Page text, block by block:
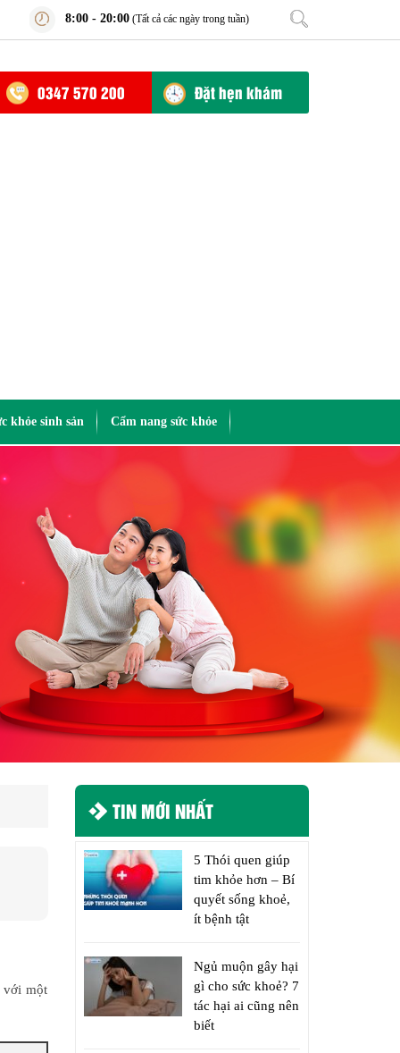
8:00 - 20:00 (Tất cả các ngày trong tuần)
0347 570 200 Đặt hẹn khám
khỏe sinh sản Cẩm nang sức khỏe
với một
TIN MỚI NHẤT
5 Thói quen giúp
tim khỏe hơn – Bí
quyết sống khoẻ,
ít bệnh tật
Ngủ muộn gây hại
gì cho sức khoẻ? 7
tác hại ai cũng nên
biết